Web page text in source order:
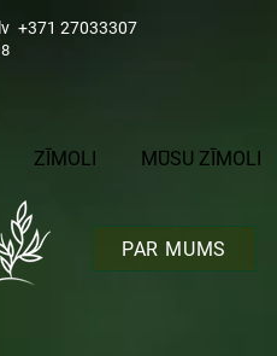
+371 27033307
ZĪMOLI MŪSU ZĪMOLI
PAR MUMS